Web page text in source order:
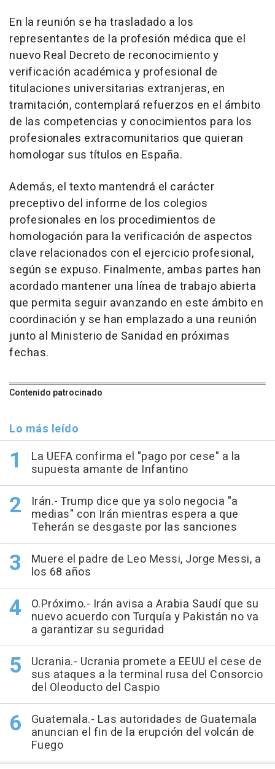
En la reunión se ha trasladado a los
representantes de la profesión médica que el
nuevo Real Decreto de reconocimiento y
verificación académica y profesional de
titulaciones universitarias extranjeras, en
tramitación, contemplará refuerzos en el ámbito
de las competencias y conocimientos para los
profesionales extracomunitarios que quieran
homologar sus títulos en España.
Además, el texto mantendrá el carácter
preceptivo del informe de los colegios
profesionales en los procedimientos de
homologación para la verificación de aspectos
clave relacionados con el ejercicio profesional,
según se expuso. Finalmente, ambas partes han
acordado mantener una línea de trabajo abierta
que permita seguir avanzando en este ámbito en
coordinación y se han emplazado a una reunión
junto al Ministerio de Sanidad en próximas
fechas.
Contenido patrocinado
Lo más leído
La UEFA confirma el "pago por cese" a la
supuesta amante de Infantino
Irán.- Trump dice que ya solo negocia "a
medias" con Irán mientras espera a que
Teherán se desgaste por las sanciones
Muere el padre de Leo Messi, Jorge Messi, a
los 68 años
O.Próximo.- Irán avisa a Arabia Saudí que su
nuevo acuerdo con Turquía y Pakistán no va
a garantizar su seguridad
Ucrania.- Ucrania promete a EEUU el cese de
sus ataques a la terminal rusa del Consorcio
del Oleoducto del Caspio
Guatemala.- Las autoridades de Guatemala
anuncian el fin de la erupción del volcán de
Fuego